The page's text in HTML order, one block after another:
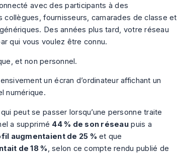
avec des participants à des
collègues, fournisseurs, camarades de classe et
Des années plus tard, votre réseau
qui vous voulez être connu.
et non personnel.
peut se passer lorsqu’une personne traite
a supprimé 44 % de son réseau puis a
augmentaient de 25 % et que
de 18 %, selon ce compte rendu publié de